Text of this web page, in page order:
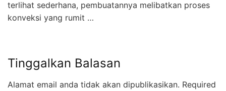
terlihat sederhana, pembuatannya melibatkan proses
konveksi yang rumit …
Tinggalkan Balasan
Alamat email anda tidak akan dipublikasikan. Required